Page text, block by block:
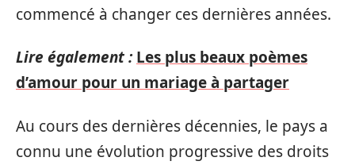
commencé à changer ces dernières années.
Lire également : Les plus beaux poèmes
d’amour pour un mariage à partager
Au cours des dernières décennies, le pays a
connu une évolution progressive des droits